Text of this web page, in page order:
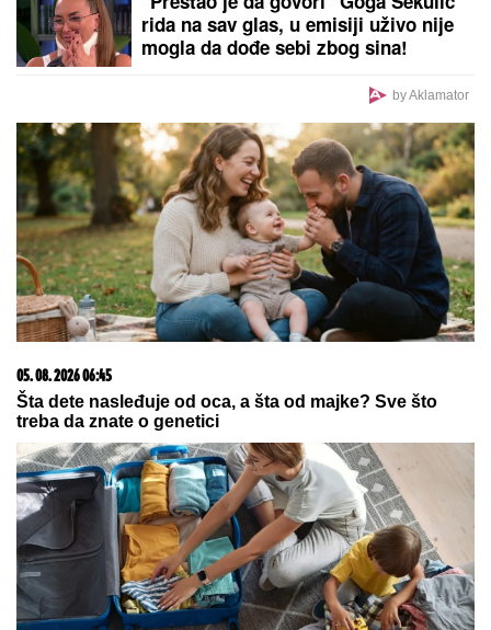
by Aklamator
PREPORUKA ZA VAS
(FOTO) MINI BELA HALJINA I IZVAJANE NOGE
Ćerka Goce Tržan objavila sliku iz provoda, mreže
se usijale